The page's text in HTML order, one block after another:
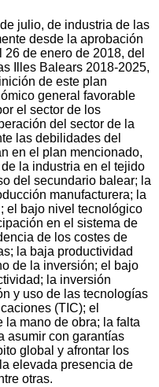
julio, de industria de las
desde la aprobación
de enero de 2018, del
Illes Balears 2018-2025,
de este plan
general favorable
el sector de los
del sector de la
las debilidades del
en el plan mencionado,
la industria en el tejido
del secundario balear; la
manufacturera; la
el bajo nivel tecnológico
en el sistema de
de los costes de
la baja productividad
de la inversión; el bajo
la inversión
y uso de las tecnologías
(TIC); el
la mano de obra; la falta
asumir con garantías
global y afrontar los
elevada presencia de
otras.